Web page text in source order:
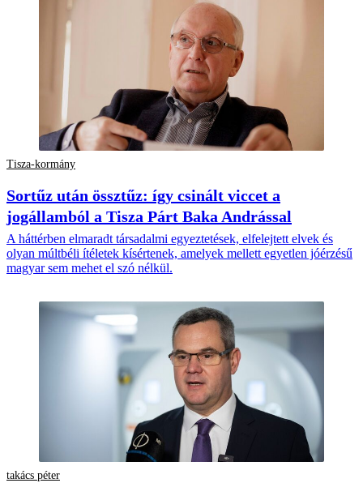
Tisza-kormány
Sortűz után össztűz: így csinált viccet a
jogállamból a Tisza Párt Baka Andrással
A háttérben elmaradt társadalmi egyeztetések, elfelejtett elvek és
olyan múltbéli ítéletek kísértenek, amelyek mellett egyetlen jóérzésű
magyar sem mehet el szó nélkül.
takács péter